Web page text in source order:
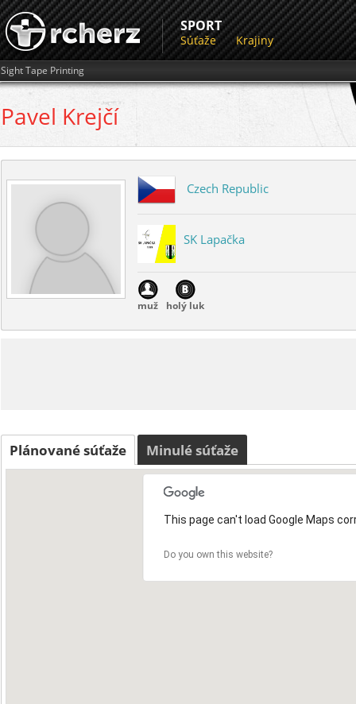
SPORT
Súťaže Krajiny
Sight Tape Printing
Pavel Krejčí
Czech Republic
SK Lapačka
muž holý luk
Plánované súťaže Minulé súťaže
This page can't load Google Maps
Do you own this website?